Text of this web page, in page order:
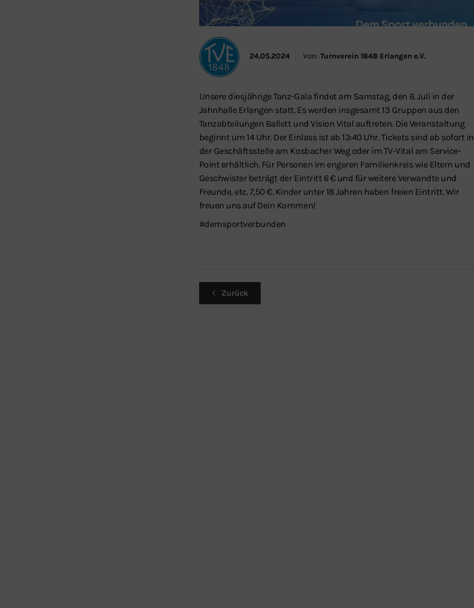
24.05.2024 Von: Turnverein 1848 Erlangen e.V.
Unsere diesjährige Tanz-Gala findet am Samstag, den 6. Juli in der
Jahnhalle Erlangen statt. Es werden insgesamt 13 Gruppen aus den
Tanzabteilungen Ballett und Vision Vital auftreten. Die Veranstaltung
beginnt um 14 Uhr. Der Einlass ist ab 13:40 Uhr. Tickets sind ab sofort in
der Geschäftsstelle am Kosbacher Weg oder im TV-Vital am Service-
Point erhältlich. Für Personen im engeren Familienkreis wie Eltern und
Geschwister beträgt der Eintritt 6 € und für weitere Verwandte und
Freunde, etc. 7,50 €. Kinder unter 18 Jahren haben freien Eintritt. Wir
freuen uns auf Dein Kommen!
#demsportverbunden
Zurück